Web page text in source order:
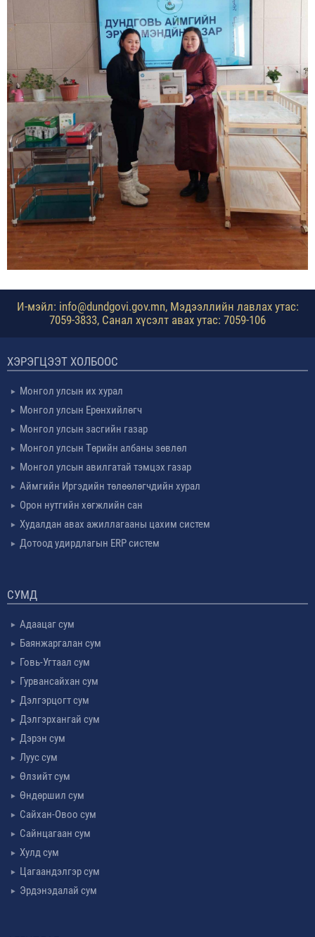
И-мэйл: info@dundgovi.gov.mn, Мэдээллийн лавлах утас:
7059-3833, Санал хүсэлт авах утас: 7059-106
ХЭРЭГЦЭЭТ ХОЛБООС
Монгол улсын их хурал
Монгол улсын Ерөнхийлөгч
Монгол улсын засгийн газар
Монгол улсын Төрийн албаны зөвлөл
Монгол улсын авилгатай тэмцэх газар
Аймгийн Иргэдийн төлөөлөгчдийн хурал
Орон нутгийн хөгжлийн сан
Худалдан авах ажиллагааны цахим систем
Дотоод удирдлагын ERP систем
СУМД
Адаацаг сум
Баянжаргалан сум
Говь-Угтаал сум
Гурвансайхан сум
Дэлгэрцогт сум
Дэлгэрхангай сум
Дэрэн сум
Луус сум
Өлзийт сум
Өндөршил сум
Сайхан-Овоо сум
Сайнцагаан сум
Хулд сум
Цагаандэлгэр сум
Эрдэнэдалай сум